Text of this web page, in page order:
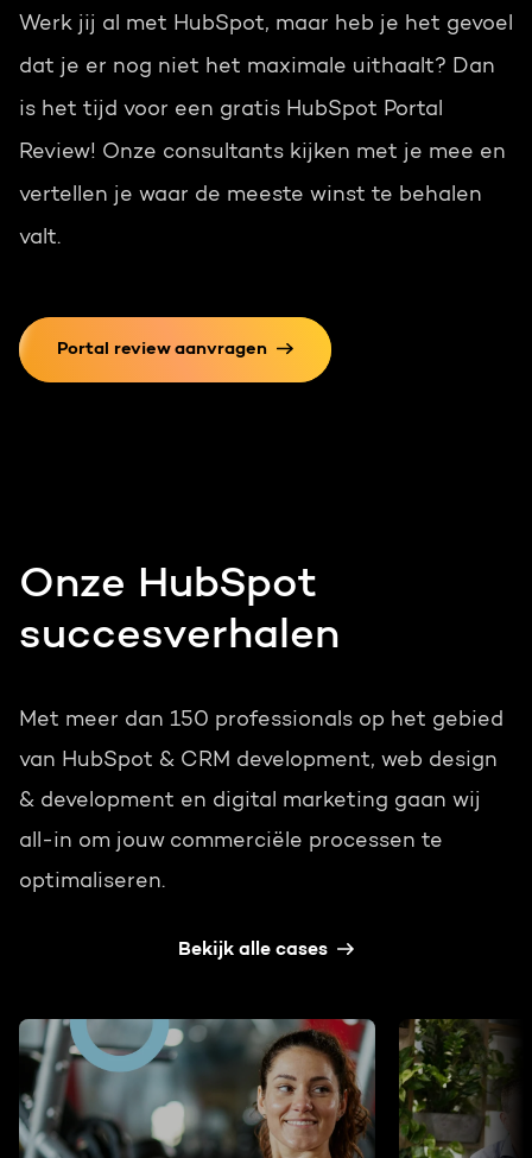
Werk jij al met HubSpot, maar heb je het gevoel
dat je er nog niet het maximale uithaalt? Dan
is het tijd voor een gratis HubSpot Portal
Review! Onze consultants kijken met je mee en
vertellen je waar de meeste winst te behalen
valt.
Portal review aanvragen
Onze HubSpot
succesverhalen
Met meer dan 150 professionals op het gebied
van HubSpot & CRM development, web design
& development en digital marketing gaan wij
all-in om jouw commerciële processen te
optimaliseren.
Bekijk alle cases